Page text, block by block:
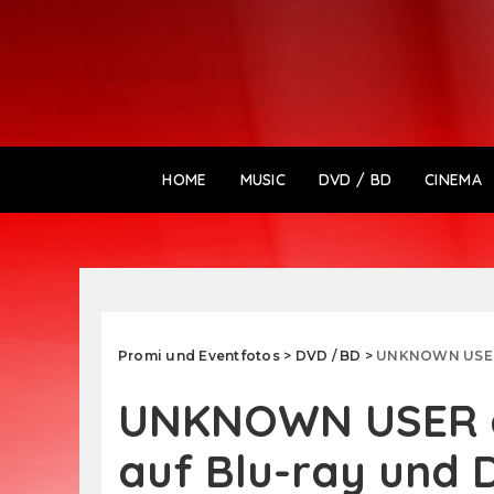
HOME MUSIC DVD / BD CINEMA
Promi und Eventfotos> DVD / BD > UNKNOWN
UNKNOWN
auf Blu-ray und